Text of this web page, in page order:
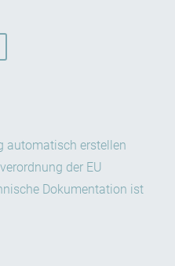
automatisch erstellen
der EU
Dokumentation ist